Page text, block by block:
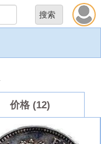
价格 (12)